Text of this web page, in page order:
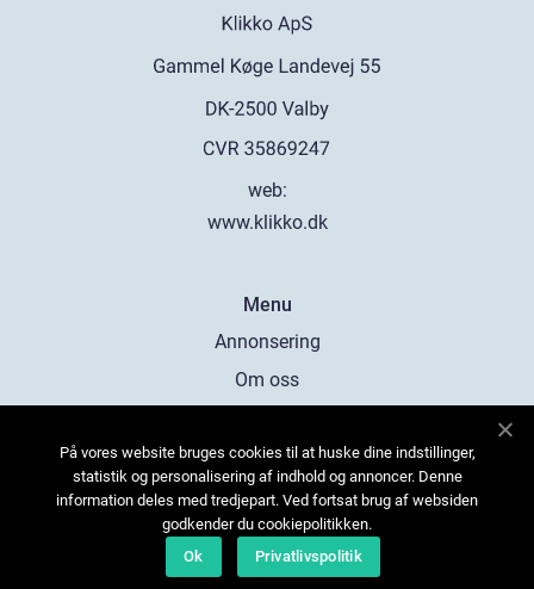
web:
www.klikko.dk
Menu
Annonsering
Om oss
Kontakta oss
Sitemap
På vores website bruges cookies til at huske dine indstillinger,
statistik og personalisering af indhold og annoncer. Denne
information deles med tredjepart. Ved fortsat brug af websiden
godkender du cookiepolitikken.
Ok
Privatlivspolitik